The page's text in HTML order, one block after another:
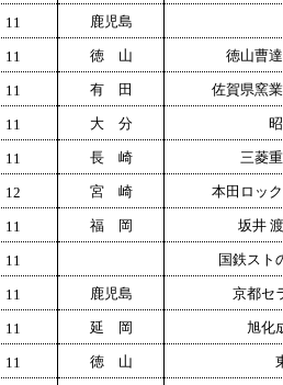
11 鹿児島
11 徳 山 徳山曹
11 有 田 佐賀県窯
11 大 分
11 長 崎 三菱
12 宮 崎 本田ロッ
11 福 岡 坂井
11 国鉄スト
11 鹿児島 京都セ
11 延 岡 旭化
11 徳 山